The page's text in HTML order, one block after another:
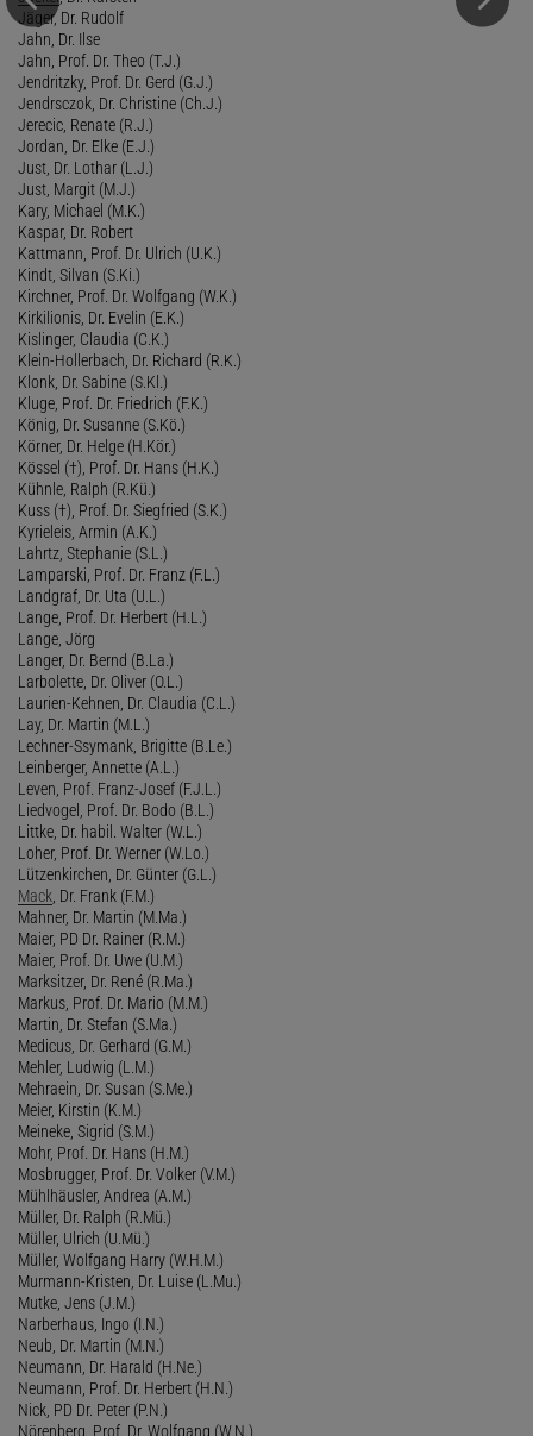
Jäger, Dr. Rudolf
Jahn, Dr. Ilse
Jahn, Prof. Dr. Theo (T.J.)
Jendritzky, Prof. Dr. Gerd (G.J.)
Jendrsczok, Dr. Christine (Ch.J.)
Jerecic, Renate (R.J.)
Jordan, Dr. Elke (E.J.)
Just, Dr. Lothar (L.J.)
Just, Margit (M.J.)
Kary, Michael (M.K.)
Kaspar, Dr. Robert
Kattmann, Prof. Dr. Ulrich (U.K.)
Kindt, Silvan (S.Ki.)
Kirchner, Prof. Dr. Wolfgang (W.K.)
Kirkilionis, Dr. Evelin (E.K.)
Kislinger, Claudia (C.K.)
Klein-Hollerbach, Dr. Richard (R.K.)
Klonk, Dr. Sabine (S.Kl.)
Kluge, Prof. Dr. Friedrich (F.K.)
König, Dr. Susanne (S.Kö.)
Körner, Dr. Helge (H.Kör.)
Kössel (†), Prof. Dr. Hans (H.K.)
Kühnle, Ralph (R.Kü.)
Kuss (†), Prof. Dr. Siegfried (S.K.)
Kyrieleis, Armin (A.K.)
Lahrtz, Stephanie (S.L.)
Lamparski, Prof. Dr. Franz (F.L.)
Landgraf, Dr. Uta (U.L.)
Lange, Prof. Dr. Herbert (H.L.)
Lange, Jörg
Langer, Dr. Bernd (B.La.)
Larbolette, Dr. Oliver (O.L.)
Laurien-Kehnen, Dr. Claudia (C.L.)
Lay, Dr. Martin (M.L.)
Lechner-Ssymank, Brigitte (B.Le.)
Leinberger, Annette (A.L.)
Leven, Prof. Franz-Josef (F.J.L.)
Liedvogel, Prof. Dr. Bodo (B.L.)
Littke, Dr. habil. Walter (W.L.)
Loher, Prof. Dr. Werner (W.Lo.)
Lützenkirchen, Dr. Günter (G.L.)
Mack , Dr. Frank (F.M.)
Mahner, Dr. Martin (M.Ma.)
Maier, PD Dr. Rainer (R.M.)
Maier, Prof. Dr. Uwe (U.M.)
Marksitzer, Dr. René (R.Ma.)
Markus, Prof. Dr. Mario (M.M.)
Martin, Dr. Stefan (S.Ma.)
Medicus, Dr. Gerhard (G.M.)
Mehler, Ludwig (L.M.)
Mehraein, Dr. Susan (S.Me.)
Meier, Kirstin (K.M.)
Meineke, Sigrid (S.M.)
Mohr, Prof. Dr. Hans (H.M.)
Mosbrugger, Prof. Dr. Volker (V.M.)
Mühlhäusler, Andrea (A.M.)
Müller, Dr. Ralph (R.Mü.)
Müller, Ulrich (U.Mü.)
Müller, Wolfgang Harry (W.H.M.)
Murmann-Kristen, Dr. Luise (L.Mu.)
Mutke, Jens (J.M.)
Narberhaus, Ingo (I.N.)
Neub, Dr. Martin (M.N.)
Neumann, Dr. Harald (H.Ne.)
Neumann, Prof. Dr. Herbert (H.N.)
Nick, PD Dr. Peter (P.N.)
Nörenberg, Prof. Dr. Wolfgang (W.N.)